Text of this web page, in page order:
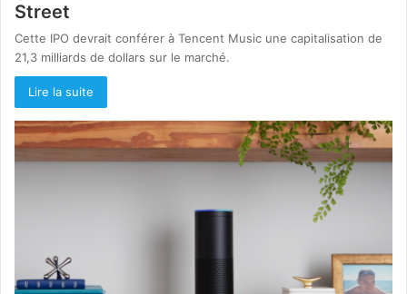
Street
Cette IPO devrait conférer à Tencent Music une capitalisation de
21,3 milliards de dollars sur le marché.
Lire la suite